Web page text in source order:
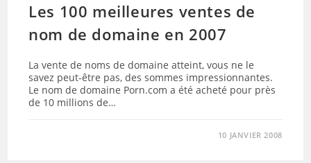
Les 100 meilleures ventes de
nom de domaine en 2007
La vente de noms de domaine atteint, vous ne le
savez peut-être pas, des sommes impressionnantes.
Le nom de domaine Porn.com a été acheté pour près
de 10 millions de…
10 JANVIER 2008